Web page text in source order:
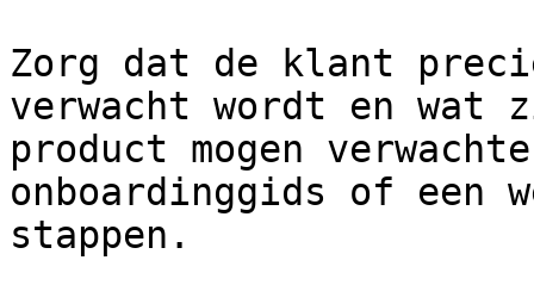
Zorg dat de klant
verwacht wordt en
product mogen
onboardinggids of een
stappen.